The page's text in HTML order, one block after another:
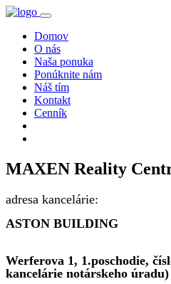
Domov
O nás
Naša ponuka
Ponúknite nám
Náš tím
Kontakt
Cenník
MAXEN Reality
adresa kancelárie:
ASTON
Werferova 1, 1.poschodie,
kancelárie